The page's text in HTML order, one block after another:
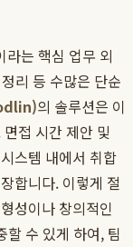
는 핵심 업무 외
리 등 수많은 단순
의 솔루션은 이
접 시간 제안 및
스템 내에서 취합
합니다. 이렇게 절
성이나 창의적인
할 수 있게 하여, 팀